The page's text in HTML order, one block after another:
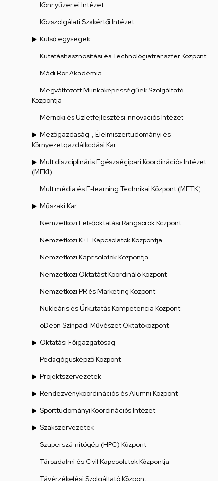
Könnyűzenei Intézet
Közszolgálati Szakértői Intézet
Külső egységek
Kutatáshasznosítási és Technológiatranszfer Központ
Mádi Bor Akadémia
Megváltozott Munkaképességűek Szolgáltató
Központja
Mérnöki és Üzletfejlesztési Innovációs Intézet
Mezőgazdaság-, Élelmiszertudományi és
Környezetgazdálkodási Kar
Multidiszciplináris Egészségipari Koordinációs Intézet
(MEKI)
Multimédia és E-learning Technikai Központ (METK)
Műszaki Kar
Nemzetközi Felsőoktatási Rangsorok Központ
Nemzetközi K+F Kapcsolatok Központja
Nemzetközi Kapcsolatok Központja
Nemzetközi Oktatást Koordináló Központ
Nemzetközi PR és Marketing Központ
Nukleáris és Űrkutatás Kompetencia Központ
oDeon Színpadi Művészet Oktatóközpont
Oktatási Főigazgatóság
Pedagógusképző Központ
Projektszervezetek
Rendezvénykoordinációs és Alumni Központ
Sporttudományi Koordinációs Intézet
Szakszervezetek
Szuperszámítógép (HPC) Központ
Társadalmi és Civil Kapcsolatok Központja
Távérzékelési Szolgáltató Központ